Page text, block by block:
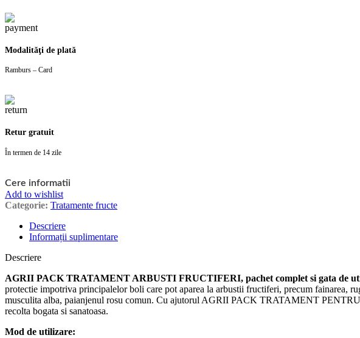
Modalităţi de plată
Ramburs – Card
Retur gratuit
În termen de 14 zile
Cere informatii
Add to wishlist
Categorie: Tratamente fructe
Descriere
Informații suplimentare
Descriere
AGRII PACK TRATAMENT ARBUSTI FRUCTIFERI, pachet complet si gata de
protectie impotriva principalelor boli care pot aparea la arbustii fructiferi, precum fainarea,
musculita alba, paianjenul rosu comun. Cu ajutorul AGRII PACK TRATAMENT
recolta bogata si sanatoasa.
Mod de utilizare: